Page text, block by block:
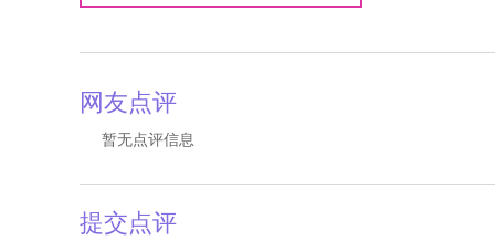
网友点评
暂无点评信息
提交点评